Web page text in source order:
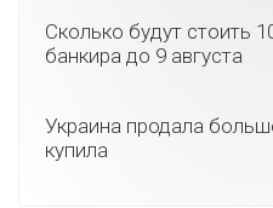
Сколько будут стоить
банкира до 9 августа
Украина продала
купила